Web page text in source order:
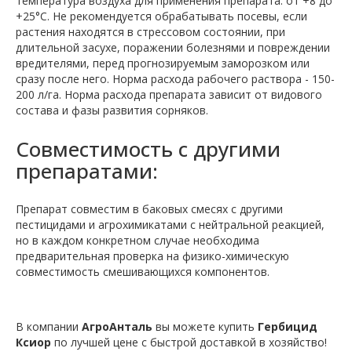
+25°С. Не рекомендуется обрабатывать посевы, если
растения находятся в стрессовом состоянии, при
длительной засухе, поражении болезнями и повреждении
вредителями, перед прогнозируемым заморозком или
сразу после него. Норма расхода рабочего раствора - 150-
200 л/га. Норма расхода препарата зависит от видового
состава и фазы развития сорняков.
Совместимость с другими
препаратами:
Препарат совместим в баковых смесях с другими
пестицидами и агрохимикатами с нейтральной реакцией,
но в каждом конкретном случае необходима
предварительная проверка на физико-химическую
совместимость смешивающихся компонентов.
В компании АгроАнталь вы можете купить Гербицид
Ксиор по лучшей цене с быстрой доставкой в хозяйство!